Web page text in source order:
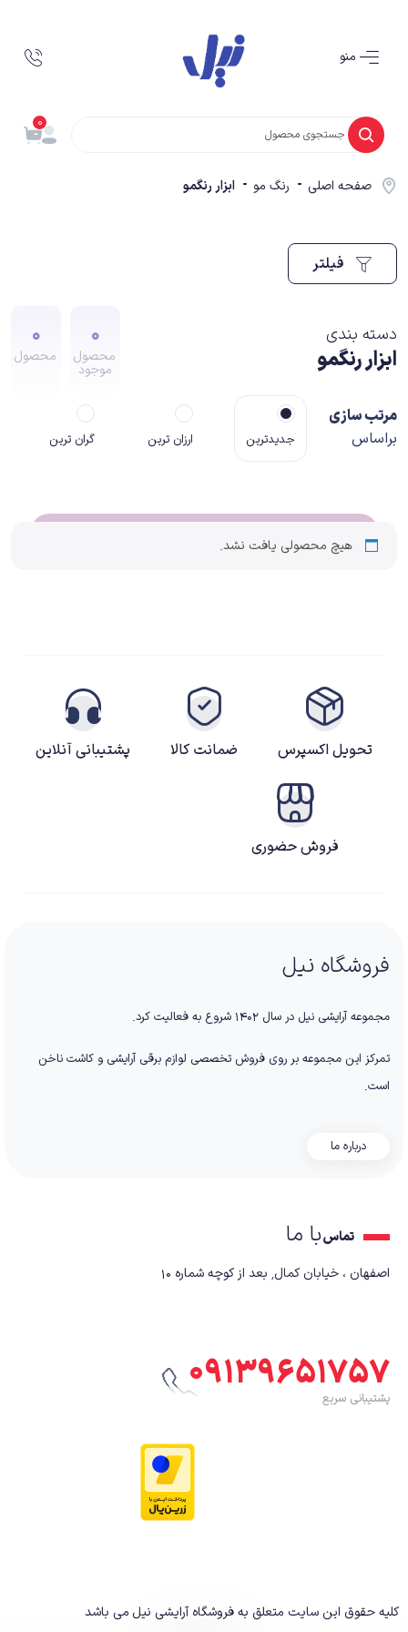
0
صفحه اصلی رنگ مو ابزار رنگمو
دسته بندی
ابزار رنگمو
0
محصول
موجود
0
محصول
مرتب سازی
براساس
جدیدترین ارزان ترین گران ترین
هیچ محصولی یافت نشد.
تحویل اکسپرس ضمانت کالا پشتیبانی آنلاین
فروش حضوری
فروشگاه نیل
مجموعه آرایشی نیل در سال ۱۴۰۲ شروع به فعالیت کرد.
تمرکز این مجموعه بر روی فروش تخصصی لوازم برقی آرایشی و کاشت ناخن
است.
درباره ما
تماسبا ما
اصفهان ، خیابان کمال٬ بعد از کوچه شماره ۱۰
۰۹۱۳۹۶۵۱۷۵۷
پشتیبانی سریع
کلیه حقوق این سایت متعلق به فروشگاه آرایشی نیلمی باشد